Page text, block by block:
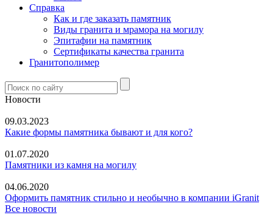
Справка
Как и где заказать памятник
Виды гранита и мрамора на могилу
Эпитафии на памятник
Сертификаты качества гранита
Гранитополимер
Новости
09.03.2023
Какие формы памятника бывают и для кого?
01.07.2020
Памятники из камня на могилу
04.06.2020
Оформить памятник стильно и необычно в компании iGranit
Все новости